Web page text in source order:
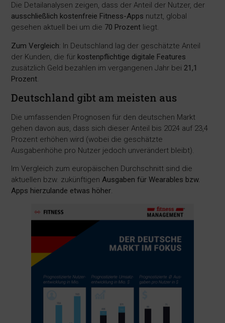
Die Detailanalysen zeigen, dass der Anteil der Nutzer, der
ausschließlich kostenfreie Fitness-Apps nutzt, global
gesehen aktuell bei um die 70 Prozent liegt.
Zum Vergleich: In Deutschland lag der geschätzte Anteil
der Kunden, die für kostenpflichtige digitale Features
zusätzlich Geld bezahlen im vergangenen Jahr bei 21,1
Prozent
Deutschland gibt am meisten aus
Die umfassenden Prognosen für den deutschen Markt
gehen davon aus, dass sich dieser Anteil bis 2024 auf 23,4
Prozent erhöhen wird (wobei die geschätzte
Ausgabenhöhe pro Nutzer jedoch unverändert bleibt).
Im Vergleich zum europäischen Durchschnitt sind die
aktuellen bzw. zukünftigenAusgaben für Wearables bzw.
Apps hierzulande etwas höher.